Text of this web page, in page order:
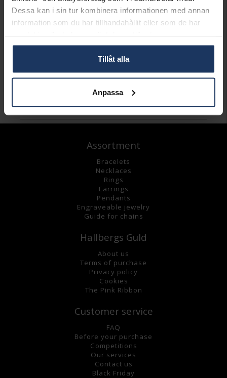
Dessa kan i sin tur kombinera informationen med annan
information som du har tillhandahållit eller som de har
Tillåt alla
Anpassa
Leveranstid 3-7 arbetsdagar.
INFO
VARUMÄRKE
Thomas Sabo
SCKE150207
STEN/PÄRLA
Kubisk Zirkonia
Andra köpte även
Assortment
Bracelets
Necklaces
Rings
Earrings
Pendants
Engraveable jewelry
Guide for chains
Hallbergs Guld
About us
Terms of purchase
Privacy policy
Cookies
The Pink Ribbon
Customer service
FAQ
Before your purchase
Competitions
Our services
Contact us
Black Friday